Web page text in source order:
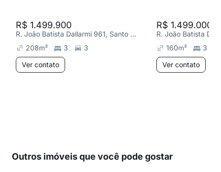
R$ 1.499.900
R. João Batista Dallarmi 961, Santo Inácio
208m² 3
3
Ver contato
R$ 1.499.000
160m²
3
Ver contato
Outros imóveis que você pode gostar